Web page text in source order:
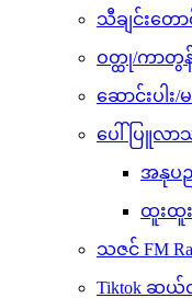
သီချင်းတော
ဝတ္ထု/ကာတွန်
ဆောင်းပါး/မ
ပေါ်ပြူလာသ
အနုပ
ထူးထူး
သဇင် FM
Tiktok ဆယ်